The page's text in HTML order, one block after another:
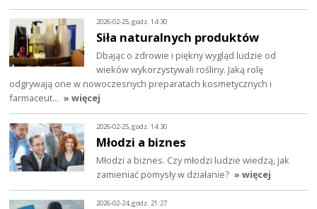
2026-02-25, godz. 14:30
Siła naturalnych produktów
Dbając o zdrowie i piękny wygląd ludzie od
wieków wykorzystywali rośliny. Jaką rolę
odgrywają one w nowoczesnych preparatach kosmetycznych i
farmaceut… » więcej
2026-02-25, godz. 14:30
Młodzi a biznes
Młodzi a biznes. Czy młodzi ludzie wiedzą, jak
zamieniać pomysły w działanie? » więcej
2026-02-24, godz. 21:27